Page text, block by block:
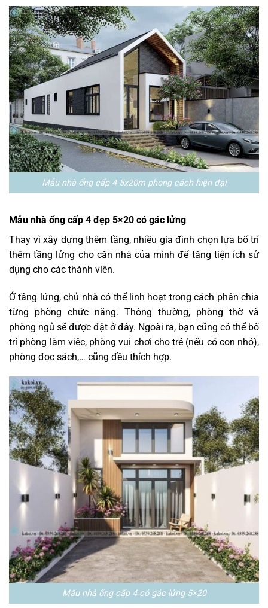
Mẫu nhà ống cấp 4 5x20m phong cách hiện đại
Mẫu nhà ống cấp 4 đẹp 5×20 có gác lửng
Thay vì xây dựng thêm tầng, nhiều gia đình chọn lựa bố trí
thêm tầng lửng cho căn nhà của mình để tăng tiện ích sử
dụng cho các thành viên.
Ở tầng lửng, chủ nhà có thể linh hoạt trong cách phân chia
từng phòng chức năng. Thông thường, phòng thờ và
phòng ngủ sẽ được đặt ở đây. Ngoài ra, bạn cũng có thể bố
trí phòng làm việc, phòng vui chơi cho trẻ (nếu có con nhỏ),
phòng đọc sách,… cũng đều thích hợp.
Mẫu nhà ống cấp 4 có gác lửng 5×20